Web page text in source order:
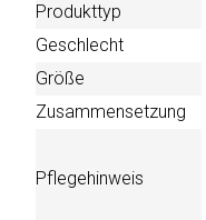
Produkttyp
Geschlecht
Größe
Zusammensetzung
Pflegehinweis